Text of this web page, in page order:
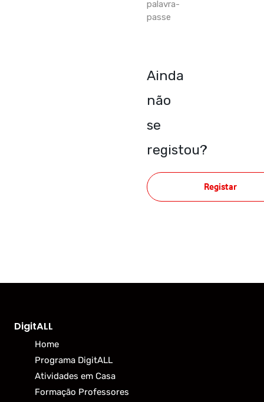
palavra-
passe
Ainda
não
se
registou?
Registar
DigitALL
Home
Programa DigitALL
Atividades em Casa
Formação Professores